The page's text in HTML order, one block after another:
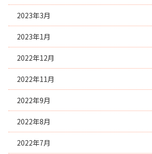
2023年3月
2023年1月
2022年12月
2022年11月
2022年9月
2022年8月
2022年7月